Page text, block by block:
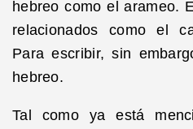
hebreo como el arameo.
relacionados como el
Para escribir, sin
hebreo.
Tal como ya está